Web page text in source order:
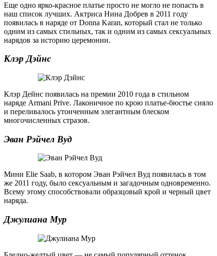
Еще одно ярко-красное платье просто не могло не попасть в
наш список лучших. Актриса Нина Добрев в 2011 году
появилась в наряде от Donna Karan, который стал не только
одним из самых стильных, так и одним из самых сексуальных
нарядов за историю церемонии.
Клэр Дэйнс
Клэр Дейнс появилась на премии 2010 года в стильном
наряде Armani Prive. Лаконичное по крою платье-бюстье сияло
и переливалось утонченным элегантным блеском
многочисленных стразов.
Эван Рэйчел Вуд
Мини Elie Saab, в котором Эван Рэйчел Вуд появилась в том
же 2011 году, было сексуальным и загадочным одновременно.
Всему этому способствовали образцовый крой и черный цвет
наряда.
Джулиана Мур